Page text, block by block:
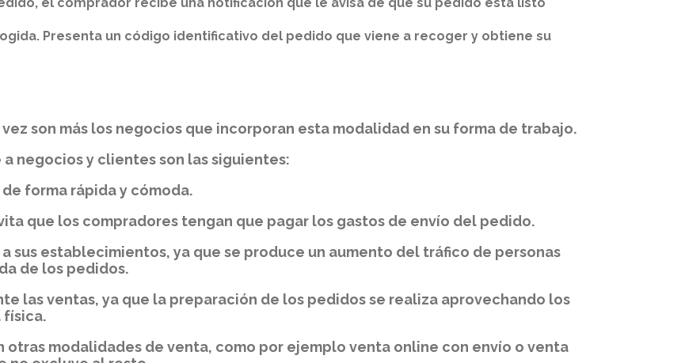
el comprador recibe una notificación que le avisa de que su pedido está listo
Presenta un código identificativo del pedido que viene a recoger y obtiene su
son más los negocios que incorporan esta modalidad en su forma de trabajo.
negocios y clientes son las siguientes:
forma rápida y cómoda.
que los compradores tengan que pagar los gastos de envío del pedido.
sus establecimientos, ya que se produce un aumento del tráfico de personas
de los pedidos.
las ventas, ya que la preparación de los pedidos se realiza aprovechando los
física.
modalidades de venta, como por ejemplo venta online con envío o venta